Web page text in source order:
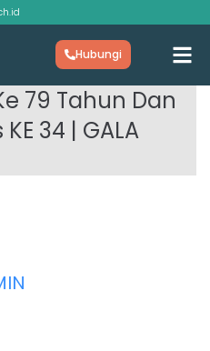
Hubungi
79 Tahun Dan
KE 34 | GALA